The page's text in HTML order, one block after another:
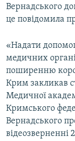
Вернадського
це повідомила
«Надати
медичних
поширенню
Крим закликав
Медичної
Кримського
Вернадського
відеозверненні